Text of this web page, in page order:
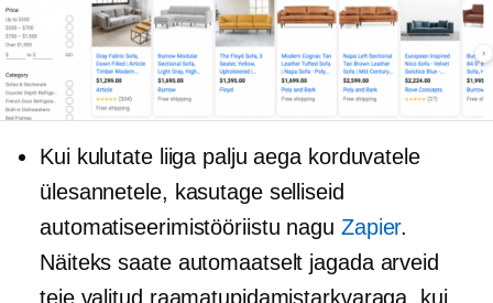
Kui kulutate liiga palju aega korduvatele
ülesannetele, kasutage selliseid
automatiseerimistööriistu nagu Zapier.
Näiteks saate automaatselt jagada arveid
teie valitud raamatupidamistarkvaraga, kui